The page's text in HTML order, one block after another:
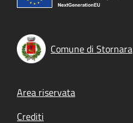
Comune di Stornara
Footer menu
Area riservata
Crediti